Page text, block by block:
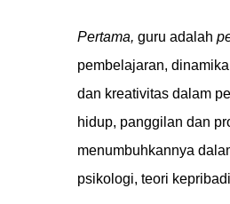
Pertama, guru adalah
pembelajaran,
dan kreativitas dalam
hidup, panggilan dan
menumbuhkannya
psikologi, teori